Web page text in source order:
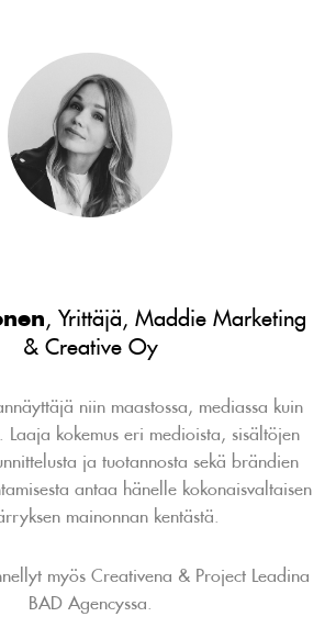
, Yrittäjä, Maddie Marketing
& Creative Oy
niin maastossa, mediassa kuin
Laaja kokemus eri medioista, sisältöjen
ja tuotannosta sekä brändien
antaa hänelle kokonaisvaltaisen
mainonnan kentästä.
myös Creativena & Project Leadina
BAD Agencyssa.